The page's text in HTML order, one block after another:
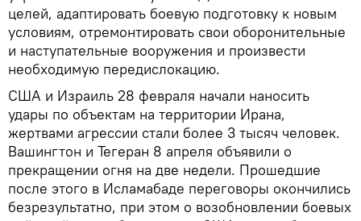
целей, адаптировать боевую подготовку к новым
условиям, отремонтировать свои оборонительные
и наступательные вооружения и произвести
необходимую передислокацию.
США и Израиль 28 февраля начали наносить
удары по объектам на территории Ирана,
жертвами агрессии стали более 3 тысяч человек.
Вашингтон и Тегеран 8 апреля объявили о
прекращении огня на две недели. Прошедшие
после этого в Исламабаде переговоры окончились
безрезультатно, при этом о возобновлении боевых